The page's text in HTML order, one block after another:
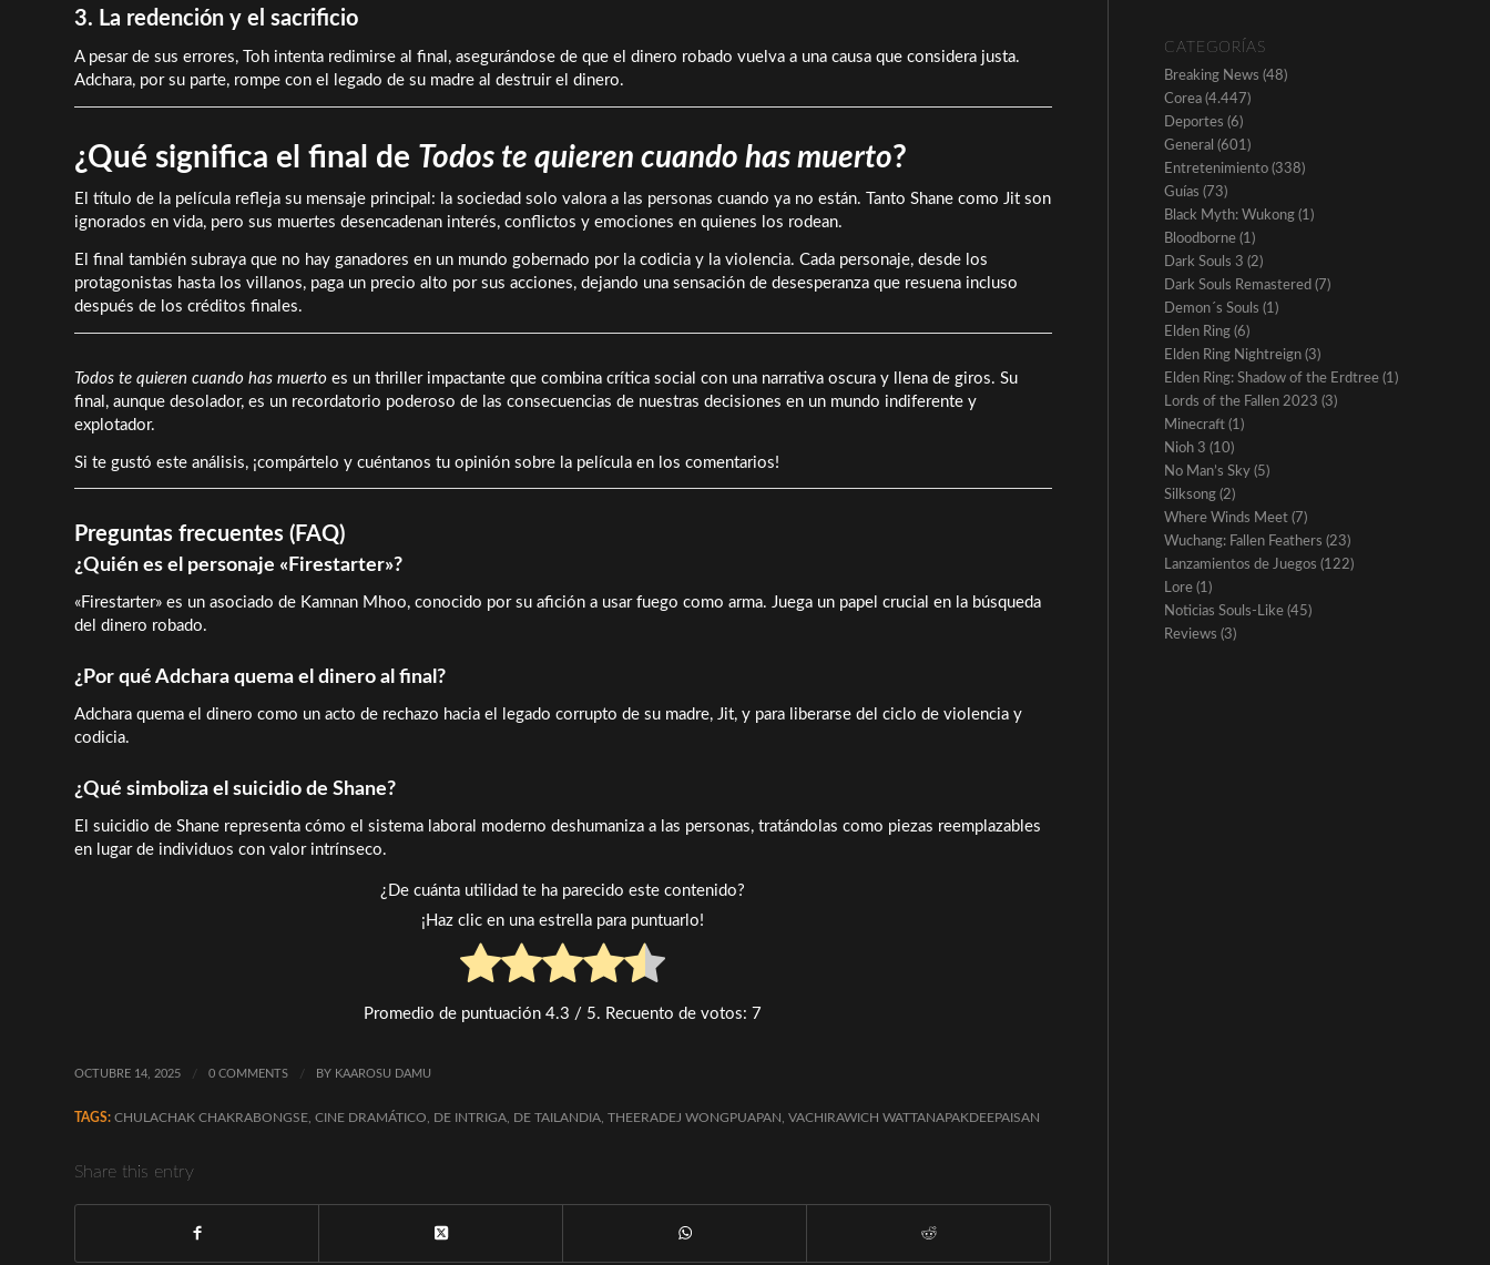
3. La redención y el sacrificio
A pesar de sus errores, Toh intenta redimirse al final, asegurándose de que el dinero robado vuelva a una causa que considera justa.
Adchara, por su parte, rompe con el legado de su madre al destruir el dinero.
¿Qué significa el final de Todos te quieren cuando has muerto?
El título de la película refleja su mensaje principal: la sociedad solo valora a las personas cuando ya no están. Tanto Shane como Jit son
ignorados en vida, pero sus muertes desencadenan interés, conflictos y emociones en quienes los rodean.
El final también subraya que no hay ganadores en un mundo gobernado por la codicia y la violencia. Cada personaje, desde los
protagonistas hasta los villanos, paga un precio alto por sus acciones, dejando una sensación de desesperanza que resuena incluso
después de los créditos finales.
Todos te quieren cuando has muerto es un thriller impactante que combina crítica social con una narrativa oscura y llena de giros. Su
final, aunque desolador, es un recordatorio poderoso de las consecuencias de nuestras decisiones en un mundo indiferente y
explotador.
Si te gustó este análisis, ¡compártelo y cuéntanos tu opinión sobre la película en los comentarios!
Preguntas frecuentes (FAQ)
¿Quién es el personaje «Firestarter»?
«Firestarter» es un asociado de Kamnan Mhoo, conocido por su afición a usar fuego como arma. Juega un papel crucial en la búsqueda
del dinero robado.
¿Por qué Adchara quema el dinero al final?
Adchara quema el dinero como un acto de rechazo hacia el legado corrupto de su madre, Jit, y para liberarse del ciclo de violencia y
codicia.
¿Qué simboliza el suicidio de Shane?
El suicidio de Shane representa cómo el sistema laboral moderno deshumaniza a las personas, tratándolas como piezas reemplazables
en lugar de individuos con valor intrínseco.
¿De cuánta utilidad te ha parecido este contenido?
¡Haz clic en una estrella para puntuarlo!
Promedio de puntuación4.3 / 5. Recuento de votos: 7
OCTUBRE 14, 2025 / 0 COMMENTS / BY KAAROSU DAMU
TAGS: CHULACHAK CHAKRABONGSE CINE DRAMÁTICO DE INTRIGA DE TAILANDIA THEERADEJ WONGPUAPAN VACHIRAWICH WATTANAPAKDEEPAISAN
Share this entry
CATEGORÍAS
Breaking News (48)
Corea(4.447)
Deportes (6)
General (601)
Entretenimiento(338)
Guías (73)
Black Myth: Wukong(1)
Bloodborne(1)
Dark Souls 3 (2)
Dark Souls Remastered (7)
Demon´s Souls (1)
Elden Ring(6)
Elden Ring Nightreign(3)
Elden Ring: Shadow of the Erdtree(1)
Lords of the Fallen 2023 (3)
Minecraft(1)
Nioh 3 (10)
No Man’s Sky(5)
Silksong(2)
Where Winds Meet(7)
Wuchang: Fallen Feathers (23)
Lanzamientos de Juegos (122)
Lore(1)
Noticias Souls-Like(45)
Reviews (3)